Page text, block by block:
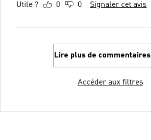
Utile ? 0 0 Signaler cet avis
Lire plus de commentaires
Accéder aux filtres